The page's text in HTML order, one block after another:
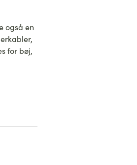
også en
for bøj,